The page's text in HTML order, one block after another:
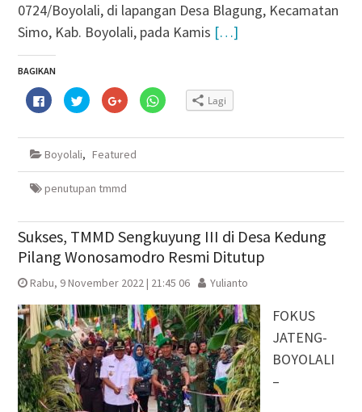
0724/Boyolali, di lapangan Desa Blagung, Kecamatan
Simo, Kab. Boyolali, pada Kamis […]
BAGIKAN
Klik
untuk
membagikan
Facebook(Membuka
jendela
yang
baru)
Klik
untuk
berbagi
Twitter(Membuka
jendela
baru)
Klik
untuk
berbagi
Google+
di
yang
baru)
Klik
untuk
WhatsApp(Membuka
baru)
Lagi
Boyolali, Featured
penutupan tmmd
Sukses, TMMD Sengkuyung III di Desa Kedung
Pilang Wonosamodro Resmi Ditutup
Rabu, 9 November 2022 | 21:45 06 Yulianto
FOKUS
JATENG-
BOYOLALI
–